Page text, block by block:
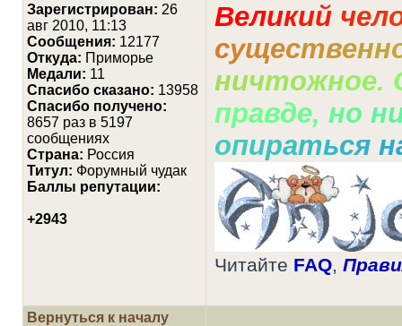
Зарегистрирован: 26
авг 2010, 11:13
Сообщения: 12177
Откуда: Приморье
Медали: 11
Cпасибо сказано: 13958
Спасибо получено:
8657 раз в 5197
сообщениях
Страна: Россия
Титул: Форумный чудак
Баллы репутации:
+2943
Великий чел
существенн
ничтожное.
правде, но н
опираться н
Читайте FAQ,
Вернуться к началу